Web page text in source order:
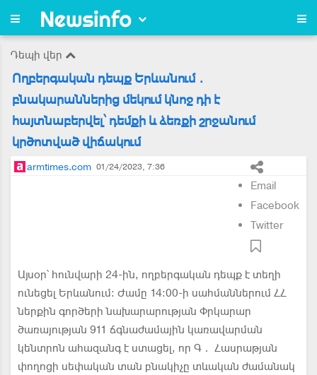
Դեպի վեր
Ողբերգական դեպք Երևանում․
բնակարաններից մեկում կնոջ դի է
հայտնաբերվել՝ դեմքի և ձեռքի շրջանում
կրծոտված վիճակում
armtimes.com 01/24/2023, 7:36
Email
Facebook
Twitter
Այսօր՝ հունվարի 24-ին, ողբերգական դեպք է տեղի
ունեցել Երևանում։ Ժամը 14։00-ի սահմաններում ՀՀ
ներքին գործերի նախարարության Փրկարար
ծառայության 911 ճգնաժամային կառավարման
կենտրոն ահազանգ է ստացել, որ Գ․ Հասրաթյան
փողոցի սեփական տան բնակիչը տևական ժամանակ